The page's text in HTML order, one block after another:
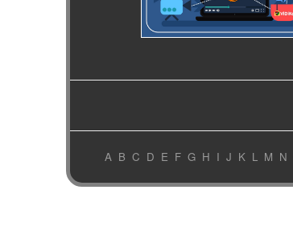
A B C D E F G H I J K L M N